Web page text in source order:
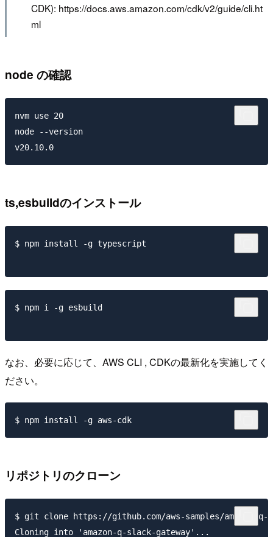
CDK): https://docs.aws.amazon.com/cdk/v2/guide/cli.ht
ml
node の確認
nvm use 20
node --version
ts,esbuildのインストール
$ npm install -g typescript
$ npm i -g esbuild
なお、必要に応じて、AWS CLI , CDKの最新化を実施してく
ださい。
リポジトリのクローン
$ git clone https://github.com/aws-samples/amazon-q-
Cloning into 'amazon-q-slack-gateway'...